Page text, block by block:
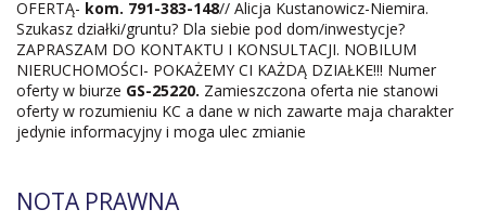
OFERTĄ- kom. 791-383-148// Alicja Kustanowicz-Niemira.
Szukasz działki/gruntu? Dla siebie pod dom/inwestycje?
ZAPRASZAM DO KONTAKTU I KONSULTACJI. NOBILUM
NIERUCHOMOŚCI- POKAŻEMY CI KAŻDĄ DZIAŁKE!!! Numer
oferty w biurze GS-25220. Zamieszczona oferta nie stanowi
oferty w rozumieniu KC a dane w nich zawarte maja charakter
jedynie informacyjny i moga ulec zmianie
NOTA PRAWNA